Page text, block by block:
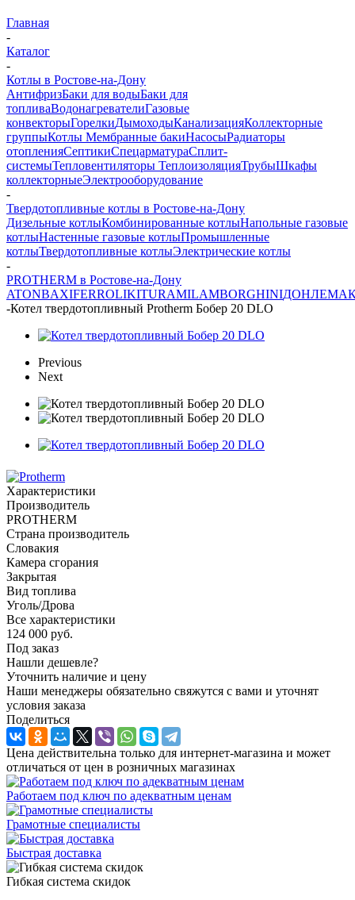
Главная
-
Каталог
-
Котлы в Ростове-на-Дону
АнтифризБаки для водыБаки для
топливаВодонагревателиГазовые
конвекторыГорелкиДымоходыКанализацияКоллекторные
группыКотлы Мембранные бакиНасосыРадиаторы
отопленияСептикиСпецарматураСплит-
системыТепловентиляторы ТеплоизоляцияТрубыШкафы
коллекторныеЭлектрооборудование
-
Твердотопливные котлы в Ростове-на-Дону
Дизельные котлыКомбинированные котлыНапольные газовые
котлыНастенные газовые котлыПромышленные
котлыТвердотопливные котлыЭлектрические котлы
-
PROTHERM в Ростове-на-Дону
ATONBAXIFERROLIKITURAMILAMBORGHINIДОН
-Котел твердотопливный Protherm Бобер 20 DLO
Previous
Next
Характеристики
Производитель
PROTHERM
Страна производитель
Словакия
Камера сгорания
Закрытая
Вид топлива
Уголь/Дрова
Все характеристики
124 000 руб.
Под заказ
Нашли дешевле?
Уточнить наличие и цену
Наши менеджеры обязательно свяжутся с вами и уточнят
условия заказа
Поделиться
Цена действительна только для интернет-магазина и может
отличаться от цен в розничных магазинах
Работаем под ключ по адекватным ценам
Грамотные специалисты
Быстрая доставка
Гибкая система скидок